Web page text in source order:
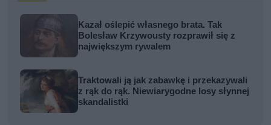
Kazał oślepić własnego brata. Tak
Bolesław Krzywousty rozprawił się z
największym rywalem
Traktowali ją jak zabawkę i przekazywali
z rąk do rąk. Niewiarygodne losy słynnej
skandalistki